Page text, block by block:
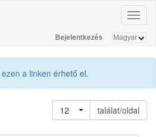
Bejelentkezés
ezen a linken érhető el.
12
találat/oldal